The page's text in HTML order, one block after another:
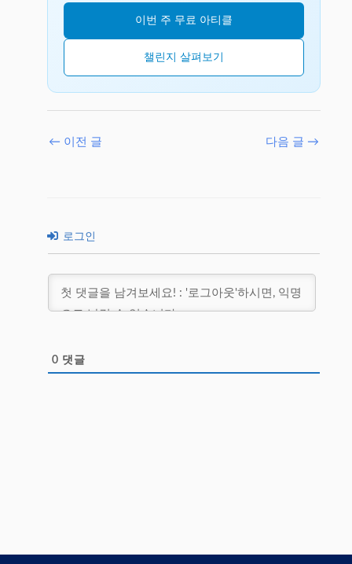
이번 주 무료 아티클
챌린지 살펴보기
← 이전 글 다음 글 →
로그인
0 댓글